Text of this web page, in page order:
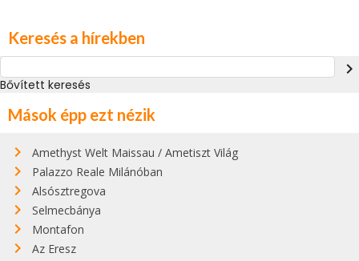
Keresés a hírekben
navigate_next
Bővített keresés
Mások épp ezt nézik
Amethyst Welt Maissau / Ametiszt Világ
Palazzo Reale Milánóban
Alsósztregova
Selmecbánya
Montafon
Az Eresz